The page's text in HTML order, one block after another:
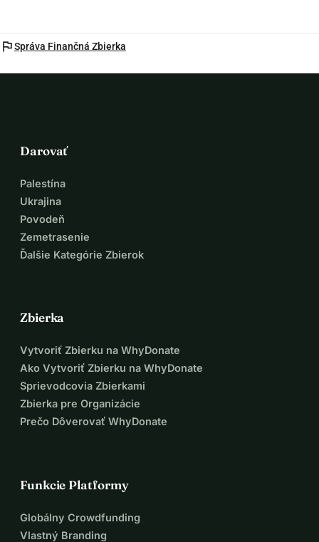
flagSpráva Finančná Zbierka
Darovať
Palestína
Ukrajina
Povodeň
Zemetrasenie
Ďalšie Kategórie Zbierok
Zbierka
Vytvoriť Zbierku na WhyDonate
Ako Vytvoriť Zbierku na WhyDonate
Sprievodcovia Zbierkami
Zbierka pre Organizácie
Prečo Dôverovať WhyDonate
Funkcie Platformy
Globálny Crowdfunding
Vlastný Branding